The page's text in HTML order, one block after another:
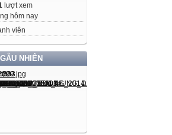
lượt xem
hôm nay
viên
NHIÊN